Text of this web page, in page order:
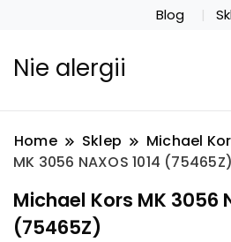
Blog
Nie alergii
Home Sklep Michael
MK 3056 NAXOS 1014 (75465Z)
Michael Kors MK 3056
(75465Z)